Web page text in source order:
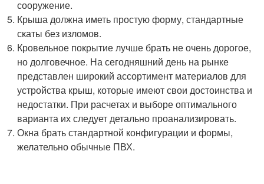
сооружение.
Крыша должна иметь простую форму, стандартные
скаты без изломов.
Кровельное покрытие лучше брать не очень дорогое,
но долговечное. На сегодняшний день на рынке
представлен широкий ассортимент материалов для
устройства крыш, которые имеют свои достоинства и
недостатки. При расчетах и выборе оптимального
варианта их следует детально проанализировать.
Окна брать стандартной конфигурации и формы,
желательно обычные ПВХ.